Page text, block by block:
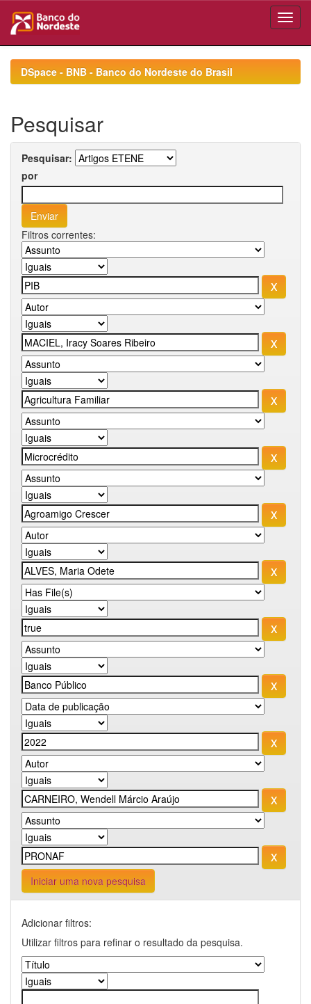
navigationDSpace - BNB - Banco do Nordeste do Brasil
Pesquisar
Pesquisar:
por
Filtros correntes:
Iniciar uma nova pesquisa
Adicionar filtros:
Utilizar filtros para refinar o resultado da pesquisa.